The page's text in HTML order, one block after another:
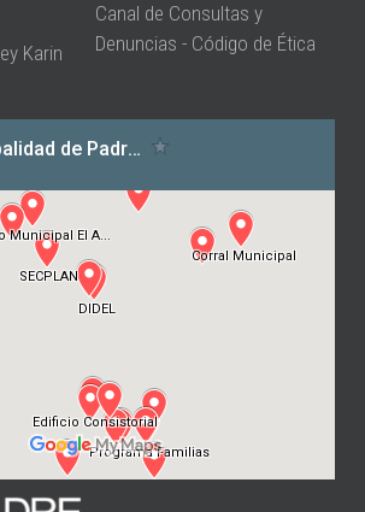
Karin
Canal de Consultas y
Denuncias - Código de Ética